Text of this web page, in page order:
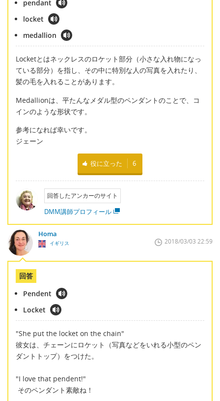
pendant
locket
medallion
Locketとはネックレスのロケット部分（小さな入れ物になっ
ている部分）を指し、その中に特別な人の写真を入れたり、
髪の毛を入れることがあります。
Medallionは、平たんなメダル型のペンダントのことで、コ
インのような形状です。
参考になれば幸いです。
ジェーン
役に立った 6
回答したアンカーのサイト
DMM講師プロフィール
Homa
イギリス 2018/03/03 22:59
回答
Pendent
Locket
"She put the locket on the chain"
彼女は、チェーンにロケット（写真などをいれる小型のペン
ダントトップ）をつけた。
"I love that pendent!"
そのペンダント素敵ね！